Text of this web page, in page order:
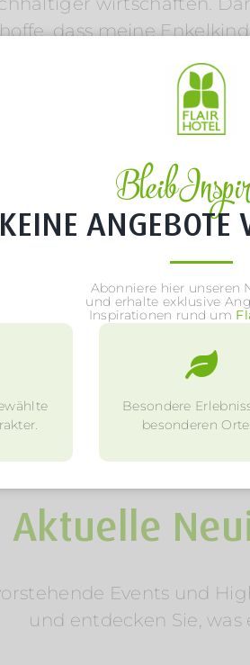
dass meine
vc_column][/vc_row]
LESEN SIE DIE
Aktuelle
Events und
und entdecken Sie, was
Bleib
ANGEBOTE
Abonniere hier unseren
und erhalte exklusive
Inspirationen rund um
Besondere
besonderen